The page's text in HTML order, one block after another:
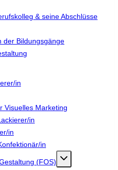
& seine Abschlüsse
der Bildungsgänge
in
Visuelles Marketing
in
in
in
(FOS)